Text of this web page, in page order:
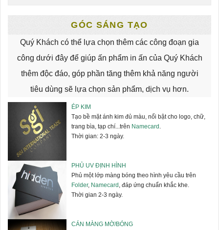
GÓC SÁNG TẠO
Quý Khách có thể lựa chọn thêm các công đoạn gia
công dưới đây để giúp ấn phẩm in ấn của Quý Khách
thêm độc đáo, góp phần tăng thêm khả năng người
tiêu dùng sẽ lựa chọn sản phẩm, dịch vụ hơn.
ÉP KIM
Tạo bề mặt ánh kim đủ màu, nổi bật cho logo, chữ,
trang bìa, tạp chí...trên Namecard
Thời gian: 2-3 ngày.
PHỦ UV ĐỊNH HÌNH
Phủ một lớp màng bóng theo hình yêu cầu trên
Folder, Namecard , đáp ứng chuẩn khắc khe.
Thời gian 2-3 ngày.
CÁN MÀNG MỜ/BÓNG